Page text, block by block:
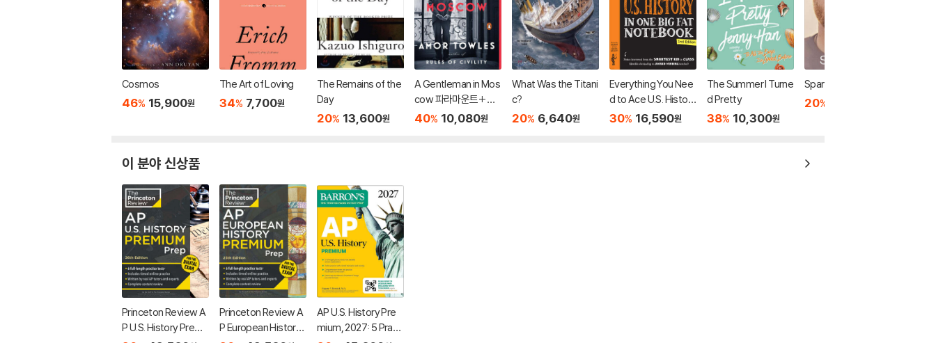
Cosmos
46% 15,900원
The Art of Loving
34% 7,700원
The Remains of the
Day
20% 13,600원
A Gentleman in Mos
cow 파라마운트+ 드
라마 「모스크바의 신
40% 10,080원
What Was the Titani
c?
20% 6,640원
Everything You Nee
d to Ace U.S. History
in One Big Fat Noteb
30% 16,590원
The Summer I Turne
d Pretty
38% 10,300원
Spare
20%
이 분야 신상품
Princeton Review A
P U.S. History Premi
Princeton Review A
P European History
AP U.S. History Pre
mium, 2027: 5 Practi